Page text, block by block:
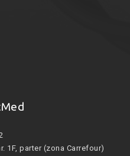
1F, parter (zona Carrefour)